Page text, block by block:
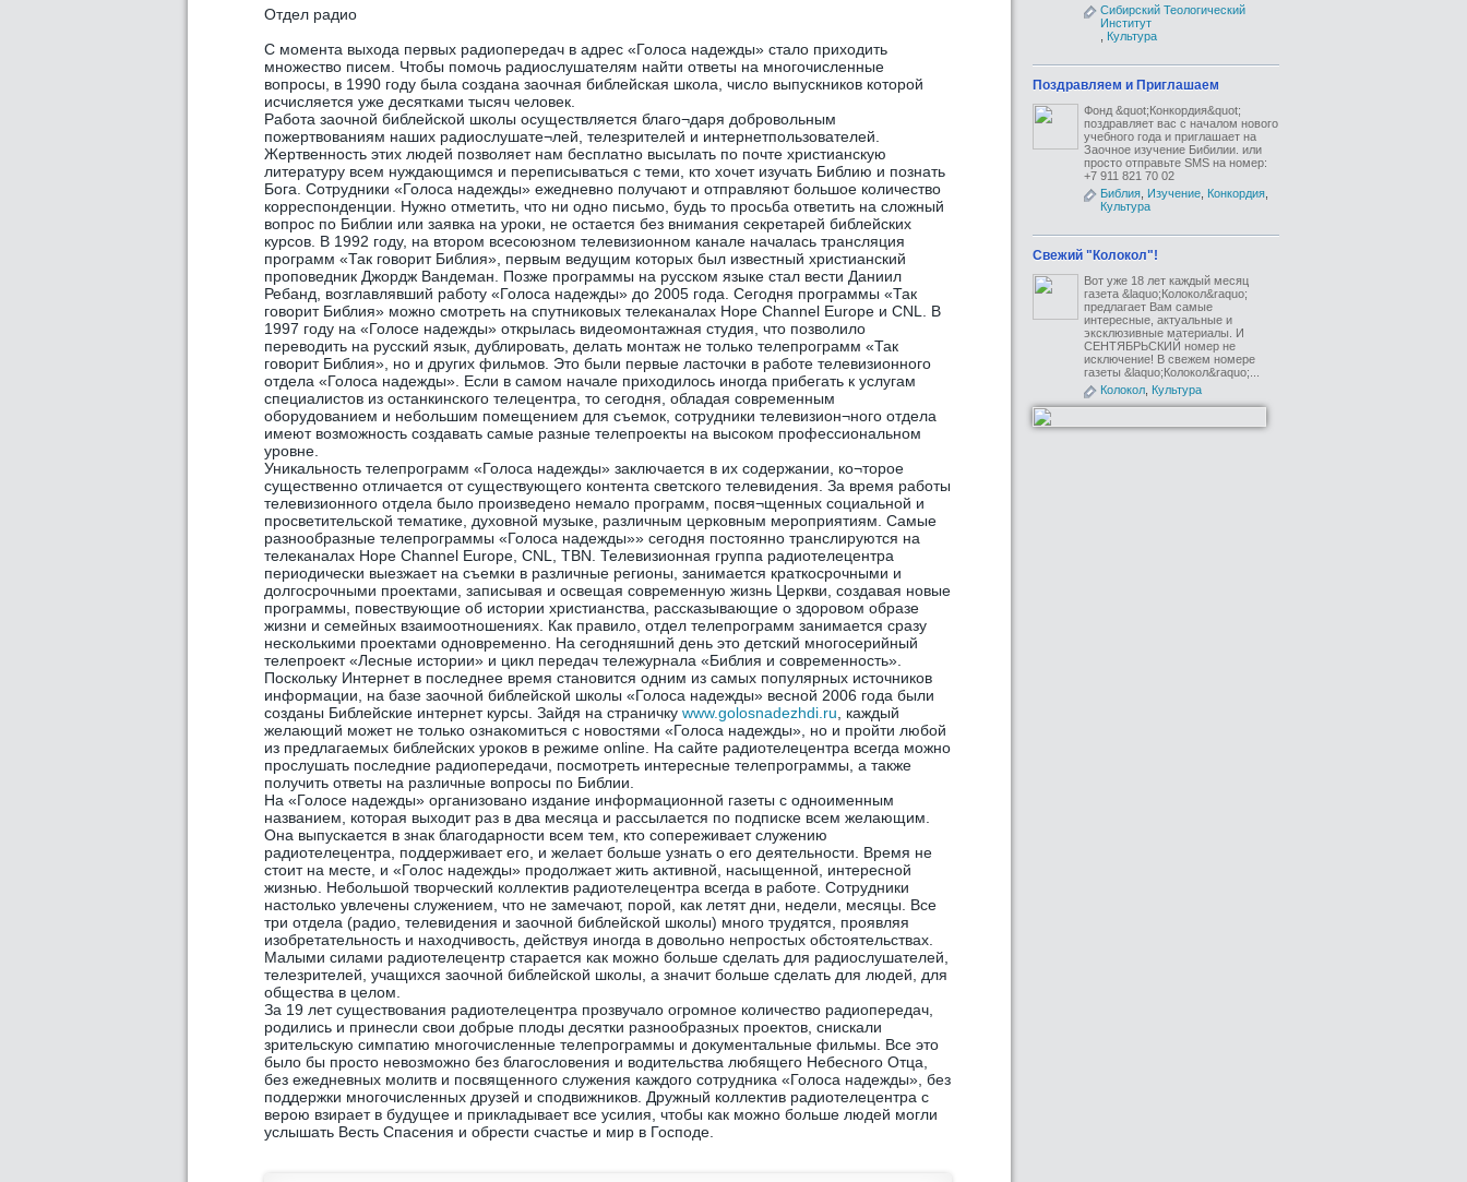
Отдел радио
С момента выхода первых радиопередач в адрес «Голоса надежды» стало приходить
множество писем. Чтобы помочь радиослушателям найти ответы на многочисленные
вопросы, в 1990 году была создана заочная библейская школа, число выпускников которой
исчисляется уже десятками тысяч человек.
Работа заочной библейской школы осуществляется благо¬даря добровольным
пожертвованиям наших радиослушате¬лей, телезрителей и интернетпользователей.
Жертвенность этих людей позволяет нам бесплатно высылать по почте христианскую
литературу всем нуждающимся и переписываться с теми, кто хочет изучать Библию и познать
Бога. Сотрудники «Голоса надежды» ежедневно получают и отправляют большое количество
корреспонденции. Нужно отметить, что ни одно письмо, будь то просьба ответить на сложный
вопрос по Библии или заявка на уроки, не остается без внимания секретарей библейских
курсов. В 1992 году, на втором всесоюзном телевизионном канале началась трансляция
программ «Так говорит Библия», первым ведущим которых был известный христианский
проповедник Джордж Вандеман. Позже программы на русском языке стал вести Даниил
Ребанд, возглавлявший работу «Голоса надежды» до 2005 года. Сегодня программы «Так
говорит Библия» можно смотреть на спутниковых телеканалах Hope Channel Europe и CNL. В
1997 году на «Голосе надежды» открылась видеомонтажная студия, что позволило
переводить на русский язык, дублировать, делать монтаж не только телепрограмм «Так
говорит Библия», но и других фильмов. Это были первые ласточки в работе телевизионного
отдела «Голоса надежды». Если в самом начале приходилось иногда прибегать к услугам
специалистов из останкинского телецентра, то сегодня, обладая современным
оборудованием и небольшим помещением для съемок, сотрудники телевизион¬ного отдела
имеют возможность создавать самые разные телепроекты на высоком профессиональном
уровне.
Уникальность телепрограмм «Голоса надежды» заключается в их содержании, ко¬торое
существенно отличается от существующего контента светского телевидения. За время работы
телевизионного отдела было произведено немало программ, посвя¬щенных социальной и
просветительской тематике, духовной музыке, различным церковным мероприятиям. Самые
разнообразные телепрограммы «Голоса надежды»» сегодня постоянно транслируются на
телeканалах Hope Channel Europe, CNL, TBN. Телевизионная группа радиотелецентра
периодически выезжает на съемки в различные регионы, занимается краткосрочными и
долгосрочными проектами, записывая и освещая современную жизнь Церкви, создавая новые
программы, повествующие об истории христианства, рассказывающие о здоровом образе
жизни и семейных взаимоотношениях. Как правило, отдел телепрограмм занимается сразу
несколькими проектами одновременно. На сегодняшний день это детский многосерийный
телепроект «Лесные истории» и цикл передач тележурнала «Библия и современность».
Поскольку Интернет в последнее время становится одним из самых популярных источников
информации, на базе заочной библейской школы «Голоса надежды» весной 2006 года были
созданы Библейские интернет курсы. Зайдя на страничку www.golosnadezhdi.ru , каждый
желающий может не только ознакомиться с новостями «Голоса надежды», но и пройти любой
из предлагаемых библейских уроков в режиме online. На сайте радиотелецентра всегда можно
прослушать последние радиопередачи, посмотреть интересные телепрограммы, а также
получить ответы на различные вопросы по Библии.
На «Голосе надежды» организовано издание информационной газеты с одноименным
названием, которая выходит раз в два месяца и рассылается по подписке всем желающим.
Она выпускается в знак благодарности всем тем, кто сопереживает служению
радиотелецентра, поддерживает его, и желает больше узнать о его деятельности. Время не
стоит на месте, и «Голос надежды» продолжает жить активной, насыщенной, интересной
жизнью. Небольшой творческий коллектив радиотелецентра всегда в работе. Сотрудники
настолько увлечены служением, что не замечают, порой, как летят дни, недели, месяцы. Все
три отдела (радио, телевидения и заочной библейской школы) много трудятся, проявляя
изобретательность и находчивость, действуя иногда в довольно непростых обстоятельствах.
Малыми силами радиотелецентр старается как можно больше сделать для радиослушателей,
телезрителей, учащихся заочной библейской школы, а значит больше сделать для людей, для
общества в целом.
За 19 лет существования радиотелецентра прозвучало огромное количество радиопередач,
родились и принесли свои добрые плоды десятки разнообразных проектов, снискали
зрительскую симпатию многочисленные телепрограммы и документальные фильмы. Все это
было бы просто невозможно без благословения и водительства любящего Небесного Отца,
без ежедневных молитв и посвященного служения каждого сотрудника «Голоса надежды», без
поддержки многочисленных друзей и сподвижников. Дружный коллектив радиотелецентра с
верою взирает в будущее и прикладывает все усилия, чтобы как можно больше людей могли
услышать Весть Спасения и обрести счастье и мир в Господе.
Сибирский Теологический
Институт
Культура
Поздравляем и Приглашаем
Фонд &quot;Конкордия&quot;
поздравляет вас с началом нового
учебного года и приглашает на
Заочное изучение Бибилии. или
просто отправьте SMS на номер:
+7 911 821 70 02
Библия Изучение Конкордия
Культура
Свежий "Колокол"!
Вот уже 18 лет каждый месяц
газета &laquo;Колокол&raquo;
предлагает Вам самые
интересные, актуальные и
эксклюзивные материалы. И
СЕНТЯБРЬСКИЙ номер не
исключение! В свежем номере
газеты &laquo;Колокол&raquo;...
Колокол Культура